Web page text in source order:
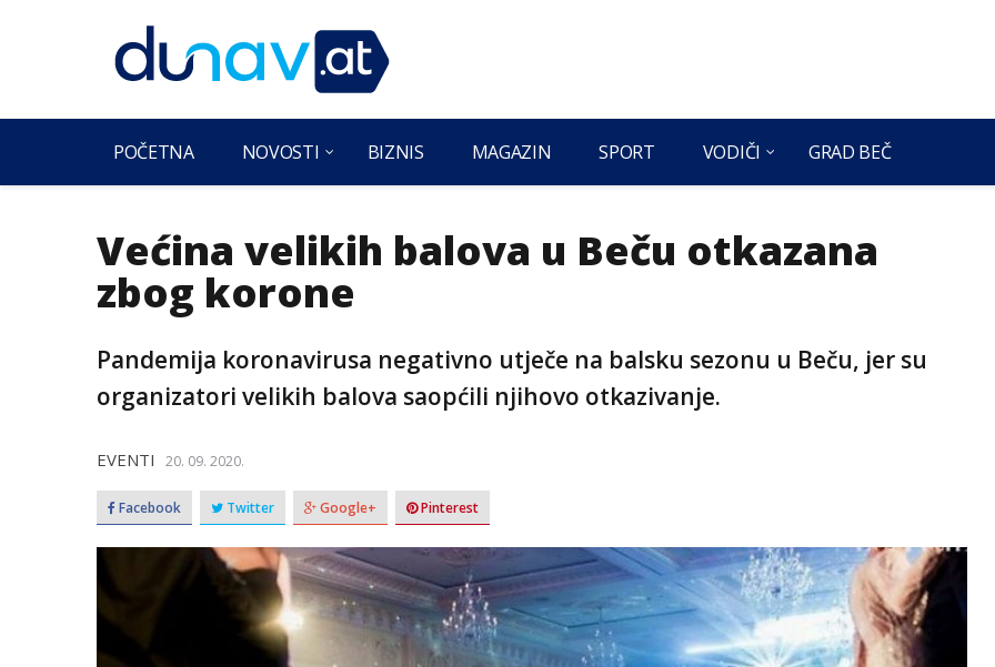
POČETNA NOVOSTI BIZNIS MAGAZIN SPORT VODIČI GRAD BEČ
Većina velikih balova u Beču otkazana
zbog korone
Pandemija koronavirusa negativno utječe na balsku sezonu u Beču, jer su
organizatori velikih balova saopćili njihovo otkazivanje.
EVENTI 20. 09. 2020.
Facebook Twitter Google+ Pinterest